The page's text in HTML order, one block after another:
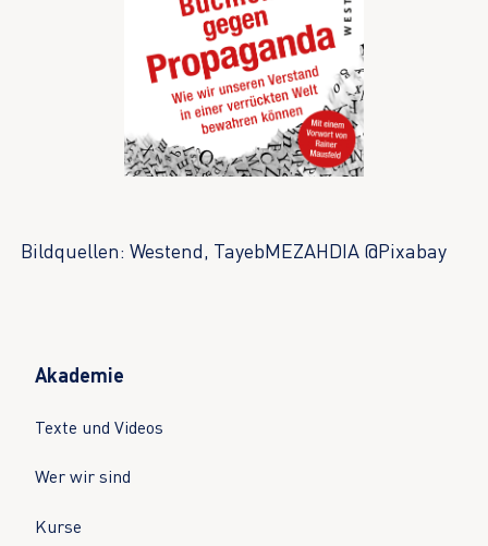
Bildquellen: Westend, TayebMEZAHDIA @Pixabay
Akademie
Texte und Videos
Wer wir sind
Kurse